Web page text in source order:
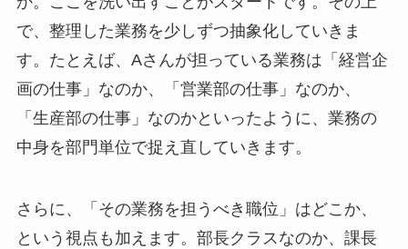
で、整理した業務を少しずつ抽象化していきま
す。たとえば、Aさんが担っている業務は「経営企
画の仕事」なのか、「営業部の仕事」なのか、
「生産部の仕事」なのかといったように、業務の
中身を部門単位で捉え直していきます。
さらに、「その業務を担うべき職位」はどこか、
という視点も加えます。部長クラスなのか、課長